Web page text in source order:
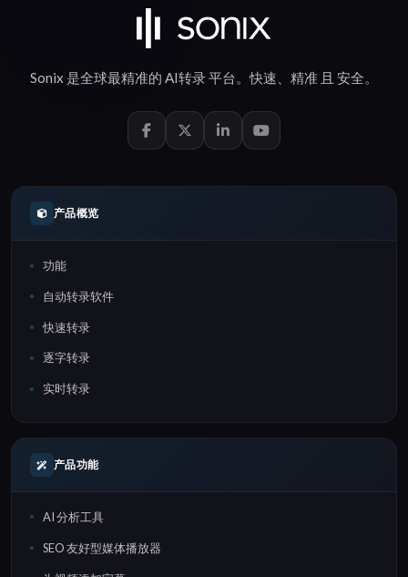
Sonix 是全球最精准的 AI转录平台。快速 精准 且 安全。
产品概览
功能
自动转录软件
快速转录
逐字转录
实时转录
产品功能
AI 分析工具
SEO 友好型媒体播放器